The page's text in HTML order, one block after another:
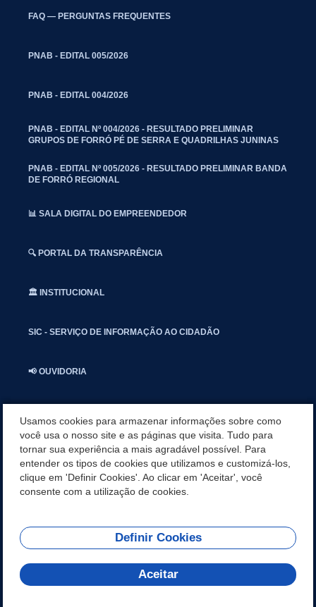
FAQ — PERGUNTAS FREQUENTES
PNAB - EDITAL 005/2026
PNAB - EDITAL 004/2026
PNAB - EDITAL Nº 004/2026 - RESULTADO PRELIMINAR
GRUPOS DE FORRÓ PÉ DE SERRA E QUADRILHAS JUNINAS
PNAB - EDITAL Nº 005/2026 - RESULTADO PRELIMINAR BANDA
DE FORRÓ REGIONAL
📊 SALA DIGITAL DO EMPREENDEDOR
🔍 PORTAL DA TRANSPARÊNCIA
🏛️ INSTITUCIONAL
SIC - SERVIÇO DE INFORMAÇÃO AO CIDADÃO
📢 OUVIDORIA
📱🩺 SAUDE CONECTADA
🎭 UMBUZEIRO NOTÍCIAS
REDES SOCIAIS
Usamos cookies para armazenar informações sobre como
você usa o nosso site e as páginas que visita. Tudo para
tornar sua experiência a mais agradável possível. Para
entender os tipos de cookies que utilizamos e customizá-los,
clique em 'Definir Cookies'. Ao clicar em 'Aceitar', você
consente com a utilização de cookies.
Definir Cookies
Aceitar